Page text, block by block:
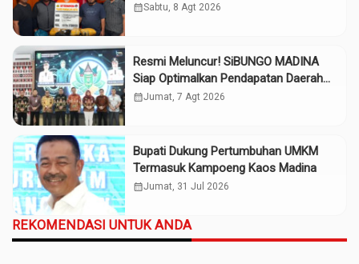
calendar_monthSabtu, 8 Agt 2026
Resmi Meluncur! SiBUNGO MADINA
Siap Optimalkan Pendapatan Daerah
Madina
calendar_monthJumat, 7 Agt 2026
Bupati Dukung Pertumbuhan UMKM
Termasuk Kampoeng Kaos Madina
calendar_monthJumat, 31 Jul 2026
REKOMENDASI UNTUK ANDA